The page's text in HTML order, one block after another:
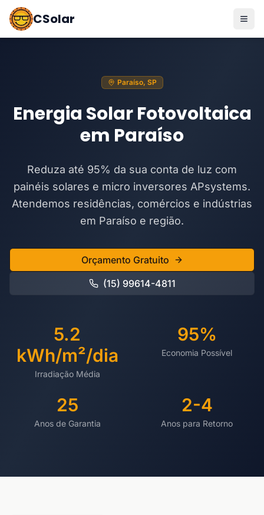
CSolar
Paraíso, SP
Energia Solar Fotovoltaica
em Paraíso
Reduza até 95% da sua conta de luz com
painéis solares e micro inversores APsystems.
Atendemos residências, comércios e indústrias
em Paraíso e região.
Orçamento Gratuito
(15) 99614-4811
5.2
kWh/m²/dia
Irradiação Média
95%
Economia Possível
25
Anos de Garantia
2-4
Anos para Retorno